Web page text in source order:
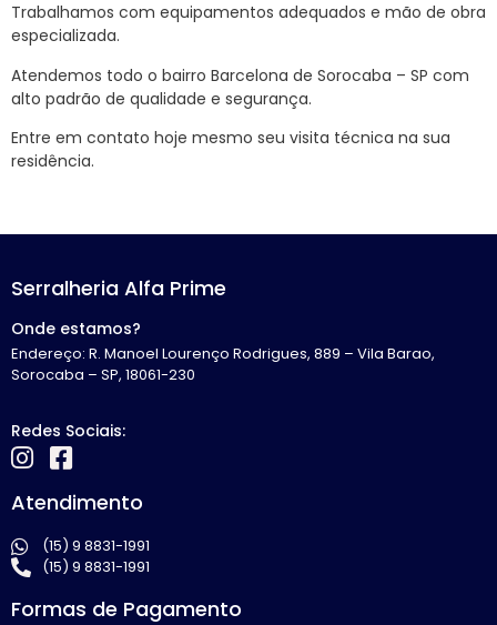
Trabalhamos com equipamentos adequados e mão de obra
especializada.
Atendemos todo o bairro Barcelona de Sorocaba – SP com
alto padrão de qualidade e segurança.
Entre em contato hoje mesmo seu visita técnica na sua
residência.
Serralheria Alfa Prime
Onde estamos?
Endereço: R. Manoel Lourenço Rodrigues, 889 – Vila Barao,
Sorocaba – SP, 18061-230
Redes Sociais:
Atendimento
(15) 9 8831-1991
(15) 9 8831-1991
Formas de Pagamento